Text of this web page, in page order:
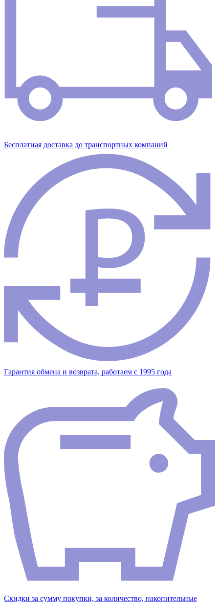
Бесплатная доставка до транспортных компаний
Гарантия обмена и возврата, работаем с 1995 года
Скидки за сумму покупки, за количество, накопительные